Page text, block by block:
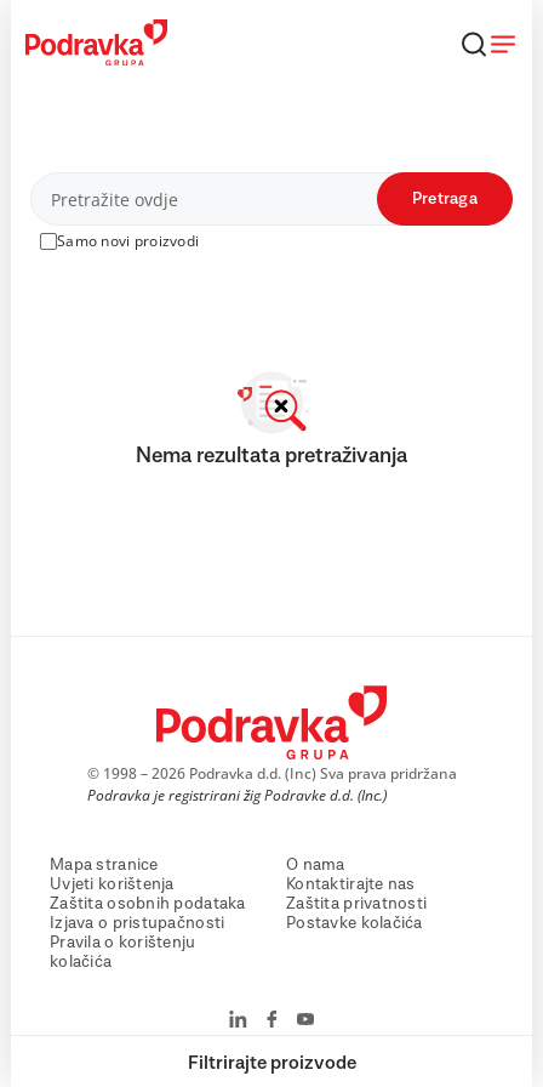
content
Proizvodi
Samo novi proizvodi
Pretraga
Filtrirajte proizvode
Nema rezultata pretraživanja
© 1998 – 2026 Podravka d.d. (Inc) Sva prava pridržana
Podravka je registrirani žig Podravke d.d. (Inc.)
Mapa stranice
Uvjeti korištenja
Zaštita osobnih podataka
Izjava o pristupačnosti
Pravila o korištenju
kolačića
O nama
Kontaktirajte nas
Zaštita privatnosti
Postavke kolačića